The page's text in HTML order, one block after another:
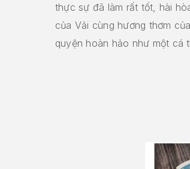
thực sự đã làm rất tốt, hài
của Vải cùng hương thơm
quyện hoàn hảo như một cá